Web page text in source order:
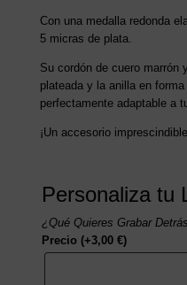
Con una medalla redonda
5 micras de plata.
Su cordón de cuero marrón
plateada y la anilla en
perfectamente adaptable a
¡Un accesorio
Personaliza tu
¿Qué Quieres Grabar
Precio (+3,00 €)